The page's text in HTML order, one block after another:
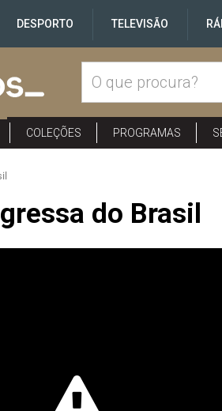
DESPORTO TELEVISÃO
COLEÇÕES PROGRAMAS
do Brasil